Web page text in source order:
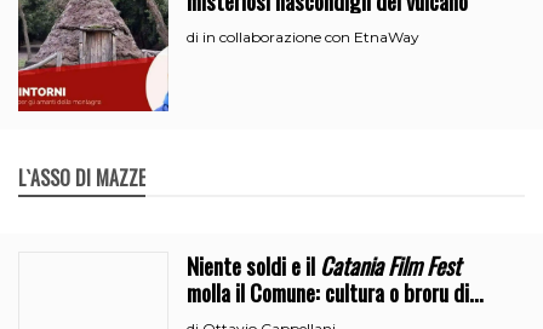
di in collaborazione con EtnaWay
L`ASSO DI MAZZE
Niente soldi e ilCatania Film Fest
molla il Comune: cultura o broru di
ciciri?